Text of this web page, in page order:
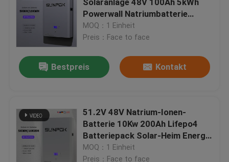
Solaranlage 48V 100Ah 5kWh
Powerwall Natriumbatterie
Energiespeicher für zu Hause
MOQ：1 Einheit
Preis：Face to face
Bestpreis Kontakt
51.2V 48V Natrium-Ionen-
Batterie 10Kw 200Ah Lifepo4
Batteriepack Solar-Heim Energie
Speicherbatterie
MOQ：1 Einheit
Preis：Face to face